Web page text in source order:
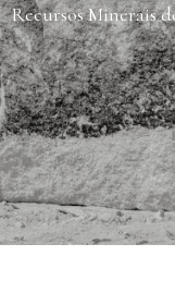
Recursos Minerais